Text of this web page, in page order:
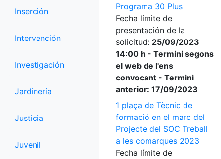
Inserción
Intervención
Investigación
Jardinería
Justicia
Juvenil
Programa 30 Plus
Fecha límite de
presentación de la
solicitud: 25/09/2023
14:00 h - Termini segons
el web de l'ens
convocant - Termini
anterior: 17/09/2023
1 plaça de Tècnic de
formació en el marc del
Projecte del SOC Treball
a les comarques 2023
Fecha límite de